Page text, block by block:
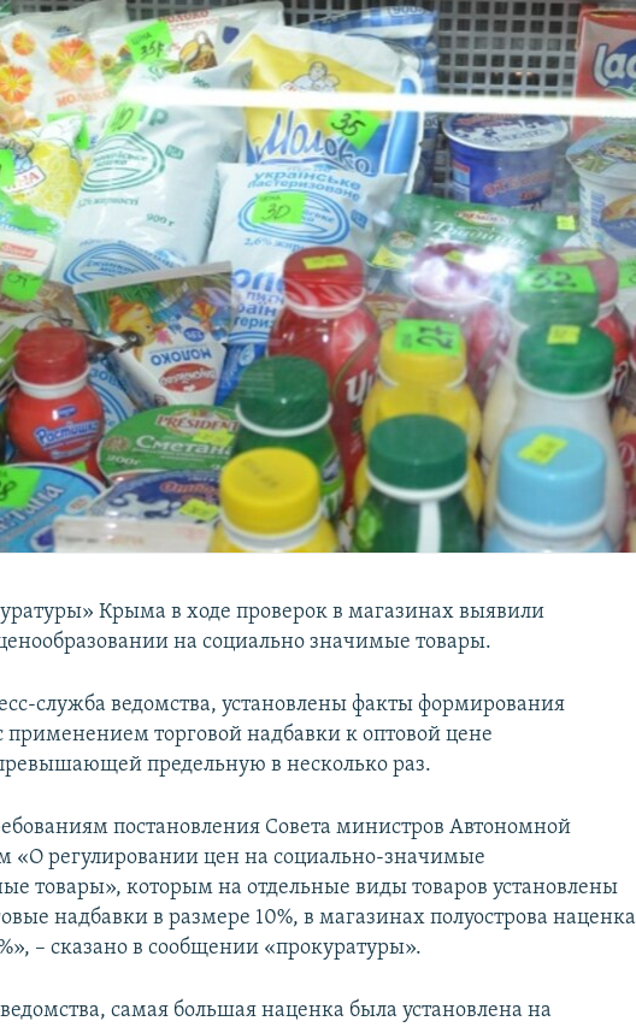
Крыма в ходе проверок в магазинах выявили
на социально значимые товары.
служба ведомства, установлены факты формирования
торговой надбавки к оптовой цене
предельную в несколько раз.
постановления Совета министров Автономной
«О регулировании цен на социально-значимые
товары», которым на отдельные виды товаров установлены
надбавки в размере 10%, в магазинах полуострова наценка
– сказано в сообщении «прокуратуры».
самая большая наценка была установлена на